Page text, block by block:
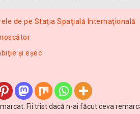
de pe Staţia Spaţială Internaţională
şi eşec
Fii trist dacă n-ai făcut ceva